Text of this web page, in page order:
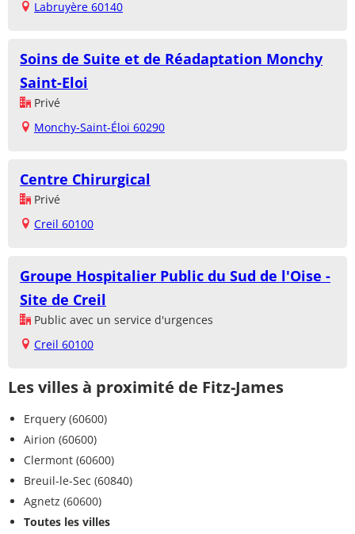
Labruyère 60140
Soins de Suite et de Réadaptation Monchy
Saint-Eloi
Privé
Monchy-Saint-Éloi 60290
Centre Chirurgical
Privé
Creil 60100
Groupe Hospitalier Public du Sud de l'Oise -
Site de Creil
Public avec un service d'urgences
Creil 60100
Les villes à proximité de Fitz-James
Erquery (60600)
Airion (60600)
Clermont (60600)
Breuil-le-Sec (60840)
Agnetz (60600)
Toutes les villes